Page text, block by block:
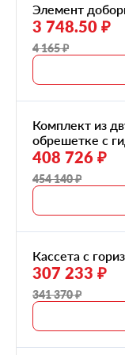
Элемент
3 748.50 ₽
4 165 ₽
Комплект из
обрешетке с
408 726 ₽
454 140 ₽
Кассета с
307 233 ₽
341 370 ₽